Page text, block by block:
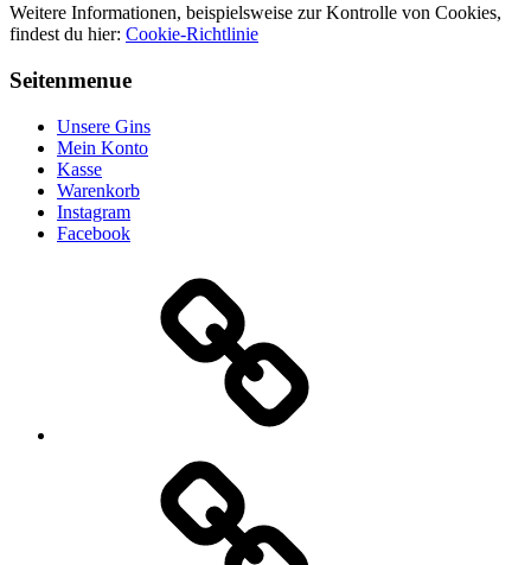
Weitere Informationen, beispielsweise zur Kontrolle von Cookies,
findest du hier: Cookie-Richtlinie
Seitenmenue
Unsere Gins
Mein Konto
Kasse
Warenkorb
Instagram
Facebook